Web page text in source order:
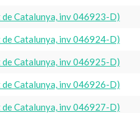
Catalunya, inv 046923-D)
Catalunya, inv 046924-D)
Catalunya, inv 046925-D)
Catalunya, inv 046926-D)
Catalunya, inv 046927-D)